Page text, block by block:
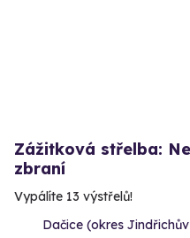
Zážitková střelba:
zbraní
Vypálíte 13 výstřelů!
Dačice (okres